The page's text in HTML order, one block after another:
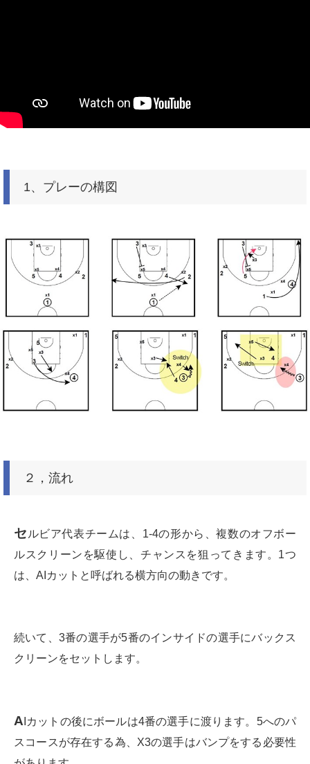
1、プレーの構図
２，流れ
セ ルビア代表チームは、1-4の形から、複数のオフボー
ルスクリーンを駆使し、チャンスを狙ってきます。1つ
は、AIカットと呼ばれる横方向の動きです。
続いて、3番の選手が5番のインサイドの選手にバックス
クリーンをセットします。
A Iカットの後にボールは4番の選手に渡ります。5へのパ
スコースが存在する為、X3の選手はバンプをする必要性